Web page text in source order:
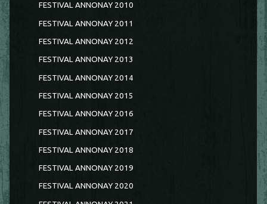
FESTIVAL ANNONAY 2010
FESTIVAL ANNONAY 2011
FESTIVAL ANNONAY 2012
FESTIVAL ANNONAY 2013
FESTIVAL ANNONAY 2014
FESTIVAL ANNONAY 2015
FESTIVAL ANNONAY 2016
FESTIVAL ANNONAY 2017
FESTIVAL ANNONAY 2018
FESTIVAL ANNONAY 2019
FESTIVAL ANNONAY 2020